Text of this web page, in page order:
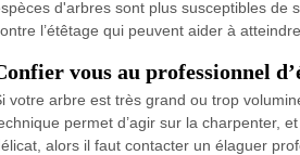
d'arbres sont plus susceptibles de
l’étêtage qui peuvent aider à
vous au professionnel
votre arbre est très grand ou trop
permet d’agir sur la charpenter,
alors il faut contacter un élaguer